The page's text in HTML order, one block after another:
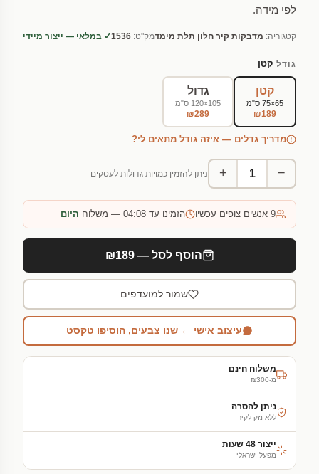
לפי מידה.
קטגוריה: מדבקות קיר חלון תלת מימדמק"ט: 1536✓ במלאי — ייצור מיידי
גודל קטן
קטן
65×75 ס"מ
₪189
גדול
105×120 ס"מ
₪289
מדריך גדלים — איזה גודל מתאים לי?
−
+ ניתן להזמין כמויות גדולות לעסקים
9 אנשים צופים עכשיו הזמינו עד 04:08 — משלוח היום
הוסף לסל — ₪189
שמור למועדפים
עיצוב אישי ← שנו צבעים, הוסיפו טקסט
משלוח חינם
מ-₪300
ניתן להסרה
ללא נזק לקיר
ייצור 48 שעות
מפעל ישראלי